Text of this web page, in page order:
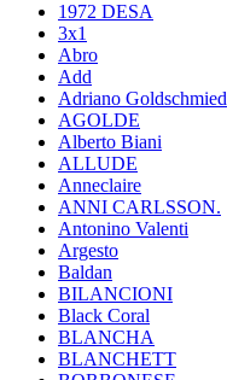
1972 DESA
3x1
Abro
Add
Adriano Goldschmied
AGOLDE
Alberto Biani
ALLUDE
Anneclaire
ANNI CARLSSON.
Antonino Valenti
Argesto
Baldan
BILANCIONI
Black Coral
BLANCHA
BLANCHETT